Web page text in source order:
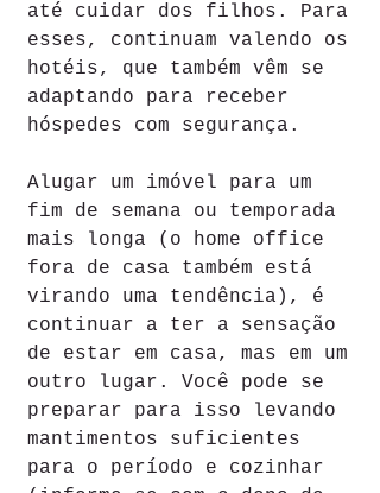
até cuidar dos filhos. Para
esses, continuam valendo os
hotéis, que também vêm se
adaptando para receber
hóspedes com segurança.
Alugar um imóvel para um
fim de semana ou temporada
mais longa (o home office
fora de casa também está
virando uma tendência), é
continuar a ter a sensação
de estar em casa, mas em um
outro lugar. Você pode se
preparar para isso levando
mantimentos suficientes
para o período e cozinhar